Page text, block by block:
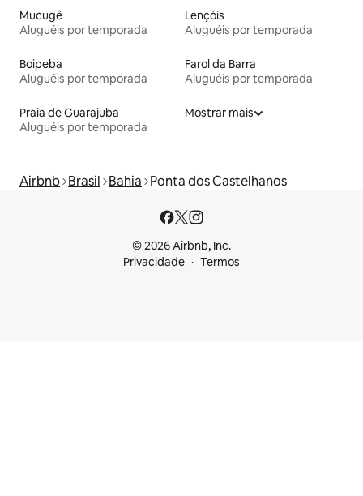
Mucugê
Aluguéis por temporada
Lençóis
Aluguéis por temporada
Boipeba
Aluguéis por temporada
Farol da Barra
Aluguéis por temporada
Praia de Guarajuba
Aluguéis por temporada
Mostrar mais
Airbnb Brasil Bahia Ponta dos Castelhanos
© 2026 Airbnb, Inc.
Privacidade
Termos